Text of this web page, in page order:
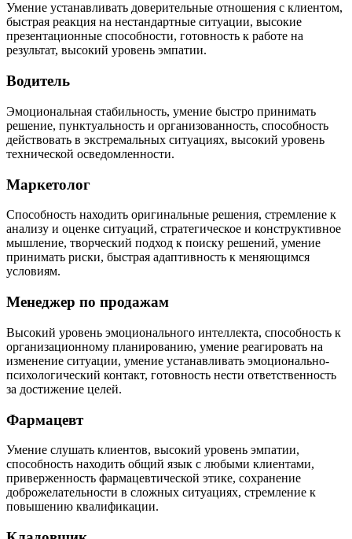
Умение устанавливать доверительные отношения с клиентом,
быстрая реакция на нестандартные ситуации, высокие
презентационные способности, готовность к работе на
результат, высокий уровень эмпатии.
Водитель
Эмоциональная стабильность, умение быстро принимать
решение, пунктуальность и организованность, способность
действовать в экстремальных ситуациях, высокий уровень
технической осведомленности.
Маркетолог
Способность находить оригинальные решения, стремление к
анализу и оценке ситуаций, стратегическое и конструктивное
мышление, творческий подход к поиску решений, умение
принимать риски, быстрая адаптивность к меняющимся
условиям.
Менеджер по продажам
Высокий уровень эмоционального интеллекта, способность к
организационному планированию, умение реагировать на
изменение ситуации, умение устанавливать эмоционально-
психологический контакт, готовность нести ответственность
за достижение целей.
Фармацевт
Умение слушать клиентов, высокий уровень эмпатии,
способность находить общий язык с любыми клиентами,
приверженность фармацевтической этике, сохранение
доброжелательности в сложных ситуациях, стремление к
повышению квалификации.